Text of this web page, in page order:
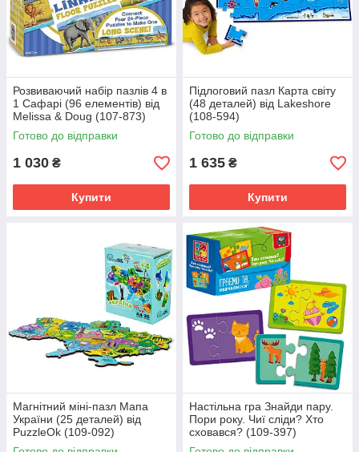
Розвиваючий набір пазлів 4 в
1 Сафарі (96 елементів) від
Melissa & Doug (107-873)
Готово до відправки
1 030 ₴
Купити
Підлоговий пазл Карта світу
(48 деталей) від Lakeshore
(108-594)
Готово до відправки
1 635 ₴
Купити
Магнітний міні-пазл Мапа
України (25 деталей) від
PuzzleOk (109-092)
Настільна гра Знайди пару.
Пори року. Чиї сліди? Хто
сховався? (109-397)